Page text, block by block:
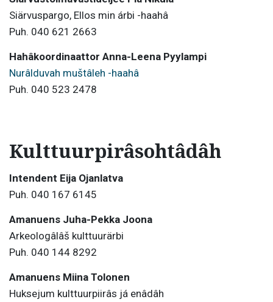
Siärvuspargo, Ellos min árbi -haahâ
Puh. 040 621 2663
Hahâkoordinaattor Anna-Leena Pyylampi
Nurâlduvah muštâleh -haahâ
Puh. 040 523 2478
Kulttuurpirâsohtâdâh
Intendent Eija Ojanlatva
Puh. 040 167 6145
Amanuens Juha-Pekka Joona
Arkeologâlâš kulttuurärbi
Puh. 040 144 8292
Amanuens Miina Tolonen
Huksejum kulttuurpiirâs já enâdâh